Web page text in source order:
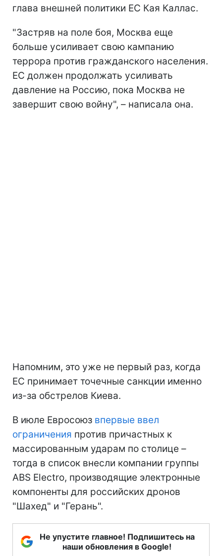
глава внешней политики ЕС Кая Каллас.
"Застряв на поле боя, Москва еще
больше усиливает свою кампанию
террора против гражданского населения.
ЕС должен продолжать усиливать
давление на Россию, пока Москва не
завершит свою войну", – написала она.
Напомним, это уже не первый раз, когда
ЕС принимает точечные санкции именно
из-за обстрелов Киева.
В июле Евросоюз впервые ввел
ограничения против причастных к
массированным ударам по столице –
тогда в список внесли компании группы
ABS Electro, производящие электронные
компоненты для российских дронов
"Шахед" и "Герань".
Не упустите главное! Подпишитесь на
наши обновления в Google!